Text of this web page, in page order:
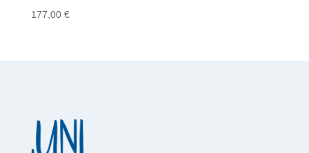
177,00 €